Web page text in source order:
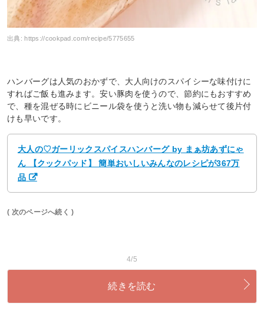
出典:https://cookpad.com/recipe/5775655
ハンバーグは人気のおかずで、大人向けのスパイシーな味付けに
すればご飯も進みます。安い豚肉を使うので、節約にもおすすめ
で、種を混ぜる時にビニール袋を使うと洗い物も減らせて後片付
けも早いです。
大人の♡ガーリックスパイスハンバーグ by まぁ坊あずにゃ
ん 【クックパッド】 簡単おいしいみんなのレシピが367万
品
( 次のページへ続く )
4/5
続きを読む